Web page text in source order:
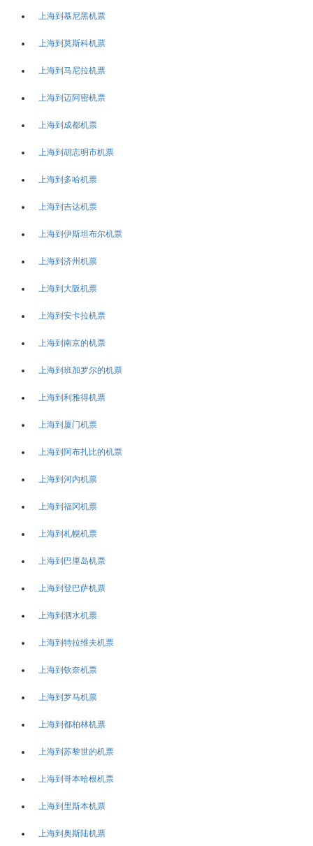
上海到慕尼黑机票
上海到莫斯科机票
上海到马尼拉机票
上海到迈阿密机票
上海到成都机票
上海到胡志明市机票
上海到多哈机票
上海到吉达机票
上海到伊斯坦布尔机票
上海到济州机票
上海到大阪机票
上海到安卡拉机票
上海到南京的机票
上海到班加罗尔的机票
上海到利雅得机票
上海到厦门机票
上海到阿布扎比的机票
上海到河内机票
上海到福冈机票
上海到札幌机票
上海到巴厘岛机票
上海到登巴萨机票
上海到泗水机票
上海到特拉维夫机票
上海到钦奈机票
上海到罗马机票
上海到都柏林机票
上海到苏黎世的机票
上海到哥本哈根机票
上海到里斯本机票
上海到奥斯陆机票